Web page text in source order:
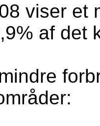
viser et
af det